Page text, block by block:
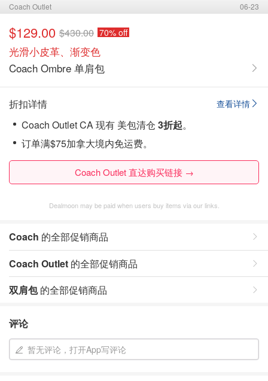
Coach Outlet 06-23
$129.00 $430.00 70% off
光滑小皮革、渐变色
Coach Ombre 单肩包
查看详情
折扣详情
Coach Outlet CA 现有 美包清仓 3折起。
订单满$75加拿大境内免运费。
Coach Outlet 直达购买链接 →
Dealmoon may be paid when users buy items via our links.
Coach 的全部促销商品
Coach Outlet 的全部促销商品
双肩包的全部促销商品
评论
暂无评论，打开App写评论